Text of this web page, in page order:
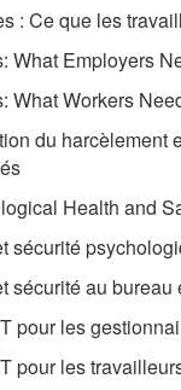
: Ce que les
What Employers
What Workers
du harcèlement
Health and
sécurité
sécurité au bureau
pour les
pour les